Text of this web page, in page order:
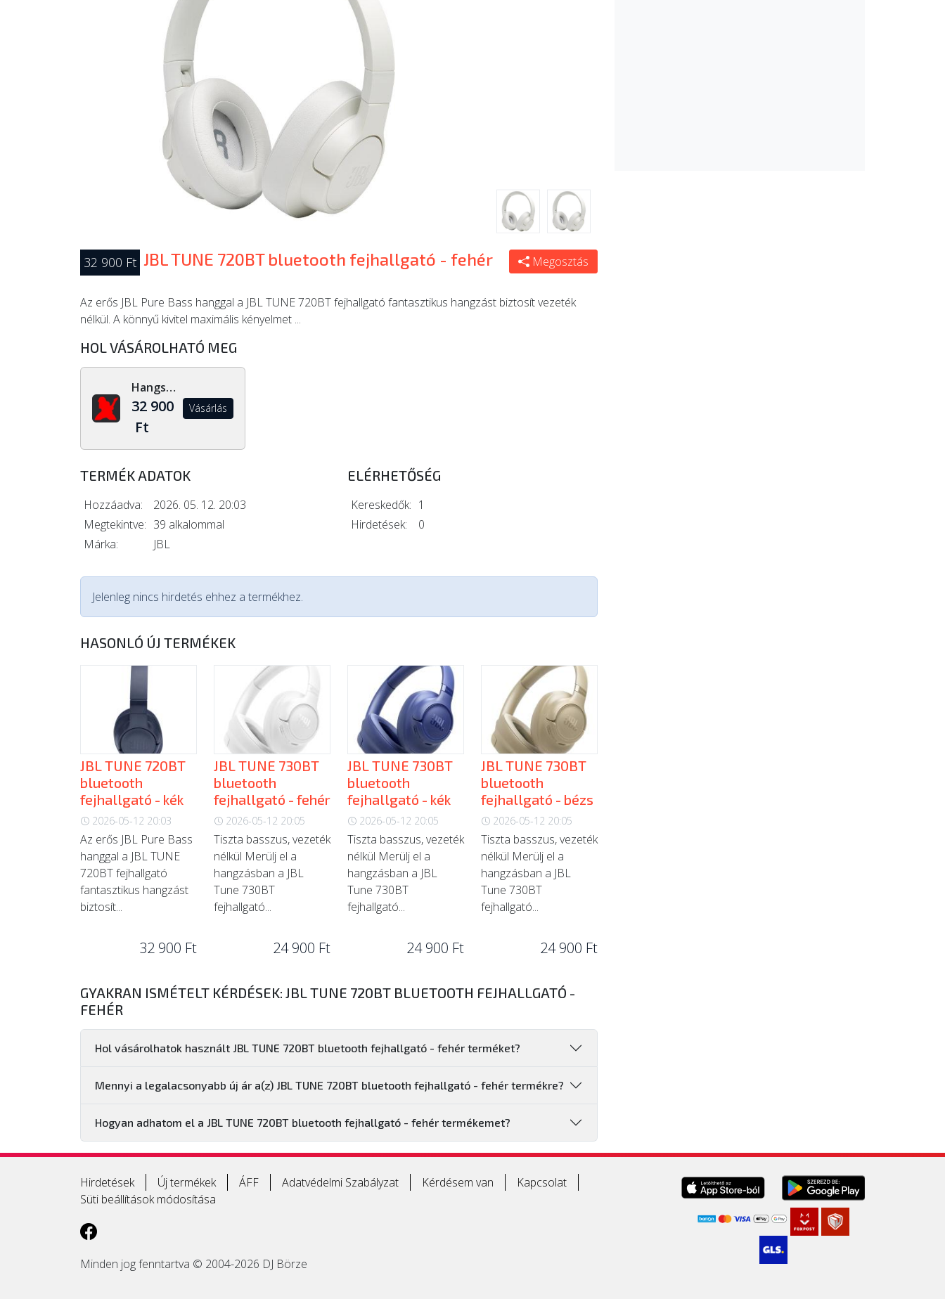
32 900 Ft JBL TUNE 720BT bluetooth fejhallgató - fehér Megosztás
Az erős JBL Pure Bass hanggal a JBL TUNE 720BT fejhallgató fantasztikus hangzást biztosít vezeték
nélkül. A könnyű kivitel maximális kényelmet ...
HOL VÁSÁROLHATÓ MEG
Hangszerdiszkont.hu
32 900
Ft
Vásárlás
TERMÉK ADATOK
Hozzáadva:
2026. 05. 12. 20:03
Megtekintve: 39 alkalommal
Márka:
JBL
ELÉRHETŐSÉG
Kereskedők: 1
Hirdetések:
0
Jelenleg nincs hirdetés ehhez a termékhez.
HASONLÓ ÚJ TERMÉKEK
JBL TUNE 720BT
bluetooth
fejhallgató - kék
2026-05-12 20:03
Az erős JBL Pure Bass
hanggal a JBL TUNE
720BT fejhallgató
fantasztikus hangzást
biztosít...
32 900 Ft
JBL TUNE 730BT
bluetooth
fejhallgató - fehér
2026-05-12 20:05
Tiszta basszus, vezeték
nélkül Merülj el a
hangzásban a JBL
Tune 730BT
fejhallgató...
24 900 Ft
JBL TUNE 730BT
bluetooth
fejhallgató - kék
2026-05-12 20:05
Tiszta basszus, vezeték
nélkül Merülj el a
hangzásban a JBL
Tune 730BT
fejhallgató...
24 900 Ft
JBL TUNE 730BT
bluetooth
fejhallgató - bézs
2026-05-12 20:05
Tiszta basszus, vezeték
nélkül Merülj el a
hangzásban a JBL
Tune 730BT
fejhallgató...
24 900 Ft
GYAKRAN ISMÉTELT KÉRDÉSEK: JBL TUNE 720BT BLUETOOTH FEJHALLGATÓ -
FEHÉR
Hol vásárolhatok használt JBL TUNE 720BT bluetooth fejhallgató - fehér terméket?
Mennyi a legalacsonyabb új ár a(z) JBL TUNE 720BT bluetooth fejhallgató - fehér termékre?
Hogyan adhatom el a JBL TUNE 720BT bluetooth fejhallgató - fehér termékemet?
Hirdetések Új termékek ÁFF Adatvédelmi Szabályzat Kérdésem van
Kapcsolat
Süti beállítások módosítása
Minden jog fenntartva © 2004-2026 DJ Börze